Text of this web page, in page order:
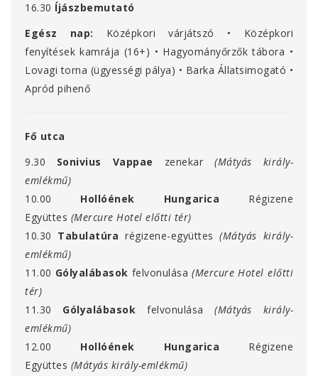
16.30 Íjászbemutató
Egész nap:
Középkori várjátszó • Középkori
fenyítések kamrája (16+) • Hagyományőrzők tábora •
Lovagi torna (ügyességi pálya) • Barka Állatsimogató •
Apród pihenő
Fő utca
9.30
Sonivius Vappae zenekar
(Mátyás király-
emlékmű)
10.00
Hollóének Hungarica
Régizene
Együttes (Mercure Hotel előtti tér)
10.30 Tabulatúra régizene-együttes (Mátyás király-
emlékmű)
11.00 Gólyalábasok felvonulása (Mercure Hotel előtti
tér)
11.30
Gólyalábasok felvonulása
(Mátyás király-
emlékmű)
12.00
Hollóének Hungarica
Régizene
Együttes (Mátyás király-emlékmű)